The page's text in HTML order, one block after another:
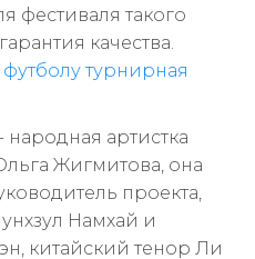
такого
качества.
футболу турнирная
артистка
Жигмитова, она
проекта,
Намхай и
китайский тенор Ли